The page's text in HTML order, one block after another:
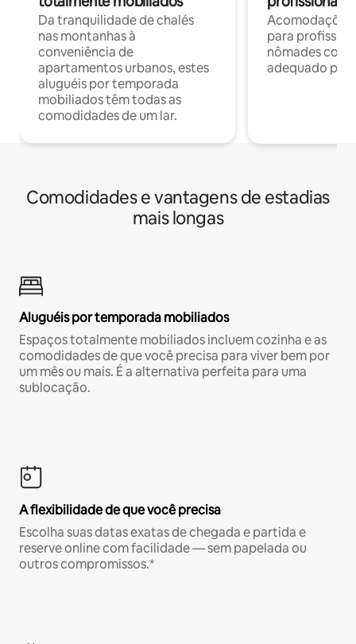
Da tranquilidade de chalés
nas montanhas à
conveniência de
apartamentos urbanos, estes
aluguéis por temporada
mobiliados têm todas as
comodidades de um lar.
para
nômades com
adequado
Comodidades e vantagens de estadias
mais longas
Aluguéis por temporada mobiliados
Espaços totalmente mobiliados incluem cozinha e as
comodidades de que você precisa para viver bem por
um mês ou mais. É a alternativa perfeita para uma
sublocação.
A flexibilidade de que você precisa
Escolha suas datas exatas de chegada e partida e
reserve online com facilidade — sem papelada ou
outros compromissos.*